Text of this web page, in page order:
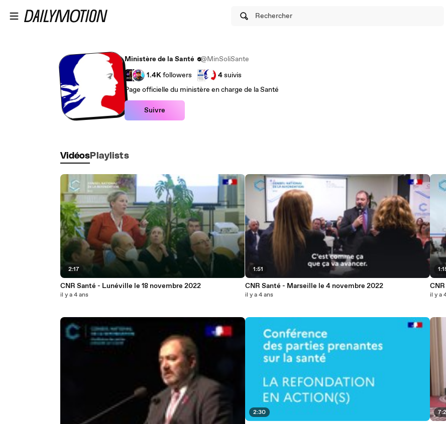
Rechercher
Ministère de la Santé
@MinSoliSante
1.4Kfollowers 4suivis
Page officielle du ministère en charge de la Santé
Suivre
Vidéos Playlists
2:17
CNR Santé - Lunéville le 18 novembre 2022
il y a 4 ans
1:51
CNR Santé - Marseille le 4 novembre 2022
il y a 4 ans
2:30
il y a